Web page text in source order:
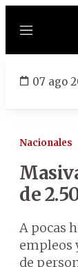
Menú
07 ago
Nacionales
de
A pocas
empleos
de